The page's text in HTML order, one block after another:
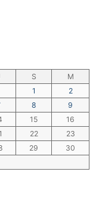
S
M
1
2
8
9
15
16
22
23
29
30